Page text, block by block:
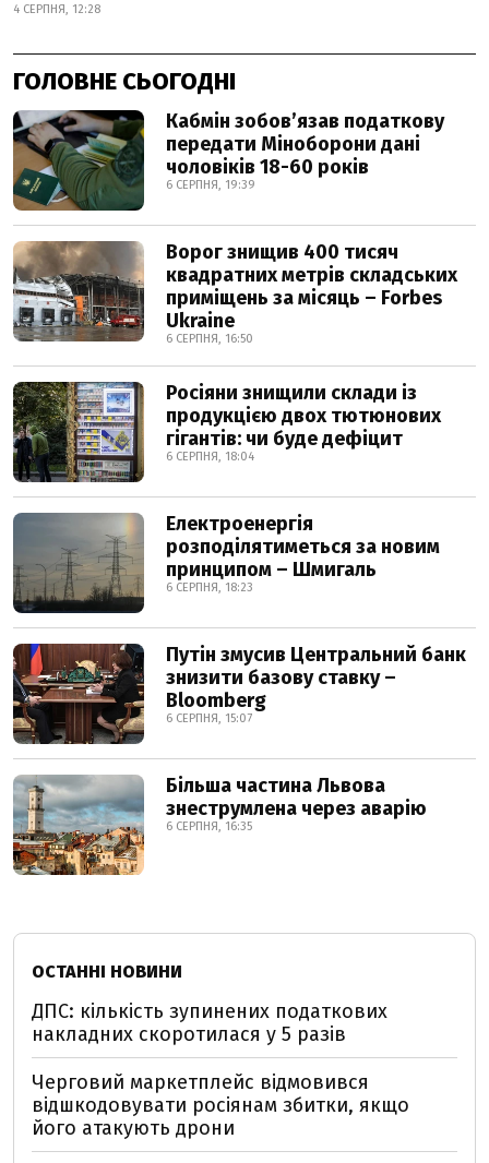
4 СЕРПНЯ, 12:28
ГОЛОВНЕ СЬОГОДНІ
Кабмін зобовʼязав податкову
передати Міноборони дані
чоловіків 18-60 років
6 СЕРПНЯ, 19:39
Ворог знищив 400 тисяч
квадратних метрів складських
приміщень за місяць – Forbes
Ukraine
6 СЕРПНЯ, 16:50
Росіяни знищили склади із
продукцією двох тютюнових
гігантів: чи буде дефіцит
6 СЕРПНЯ, 18:04
Електроенергія
розподілятиметься за новим
принципом – Шмигаль
6 СЕРПНЯ, 18:23
Путін змусив Центральний банк
знизити базову ставку –
Bloomberg
6 СЕРПНЯ, 15:07
Більша частина Львова
знеструмлена через аварію
6 СЕРПНЯ, 16:35
ОСТАННІ НОВИНИ
ДПС: кількість зупинених податкових
накладних скоротилася у 5 разів
Черговий маркетплейс відмовився
відшкодовувати росіянам збитки, якщо
його атакують дрони